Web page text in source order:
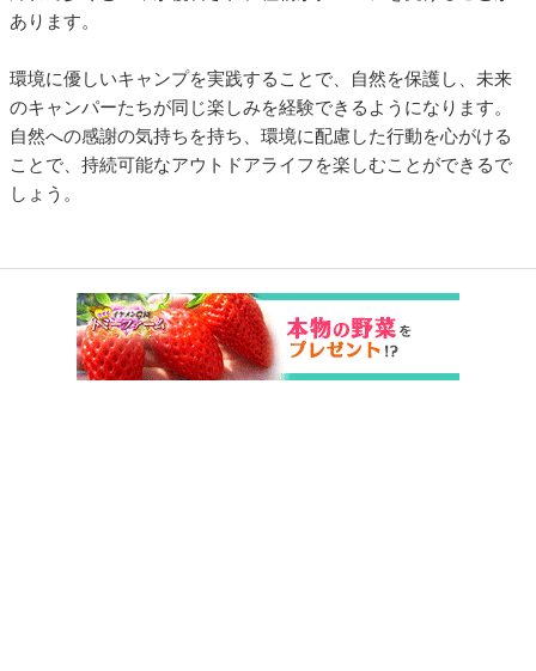
あります。
環境に優しいキャンプを実践することで、自然を保護し、未来
のキャンパーたちが同じ楽しみを経験できるようになります。
自然への感謝の気持ちを持ち、環境に配慮した行動を心がける
ことで、持続可能なアウトドアライフを楽しむことができるで
しょう。